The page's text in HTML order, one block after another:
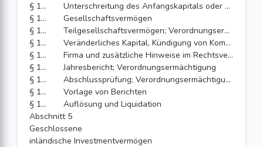
§ 130
Unterschreitung des Anfangskapitals oder der Eigenmittel
§ 131
Gesellschaftsvermögen
§ 132
Teilgesellschaftsvermögen; Verordnungsermächtigung
§ 133
Veränderliches Kapital, Kündigung von Kommanditanteilen
§ 134
Firma und zusätzliche Hinweise im Rechtsverkehr
§ 135
Jahresbericht; Verordnungsermächtigung
§ 136
Abschlussprüfung; Verordnungsermächtigung
§ 137
Vorlage von Berichten
§ 138
Auflösung und Liquidation
Abschnitt 5
Geschlossene
inländische Investmentvermögen